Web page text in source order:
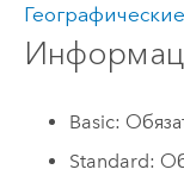
Basic:
Standard: